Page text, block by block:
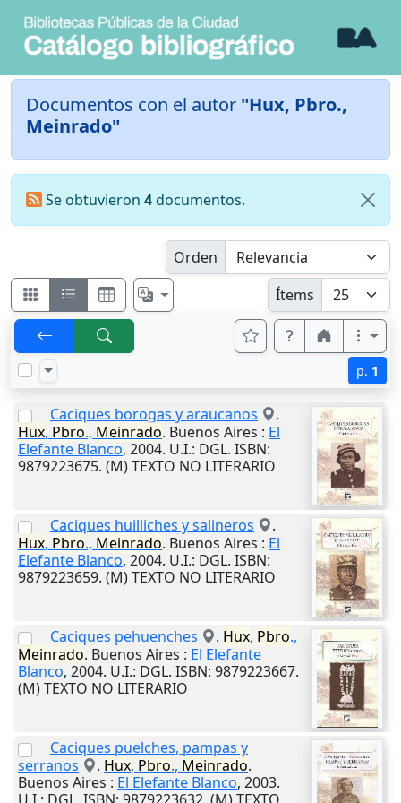
Documentos con el autor "Hux, Pbro.,
Meinrado"
Se obtuvieron 4documentos.
Orden
Ítems
p. 1
Caciques borogas y araucanos
.
Hux, Pbro., Meinrado. Buenos Aires : El
Elefante Blanco, 2004. U.I.: DGL. ISBN:
9879223675. (M) TEXTO NO LITERARIO
Caciques huilliches y salineros
.
Hux, Pbro., Meinrado. Buenos Aires : El
Elefante Blanco, 2004. U.I.: DGL. ISBN:
9879223659. (M) TEXTO NO LITERARIO
Caciques pehuenches . Hux, Pbro.,
Meinrado. Buenos Aires : El Elefante
Blanco, 2004. U.I.: DGL. ISBN: 9879223667.
(M) TEXTO NO LITERARIO
Caciques puelches, pampas y
serranos
. Hux, Pbro., Meinrado.
Buenos Aires : El Elefante Blanco, 2003.